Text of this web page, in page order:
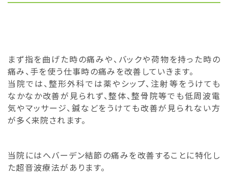
まず指を曲げた時の痛みや、バックや荷物を持った時の
痛み、手を使う仕事時の痛みを改善していきます。
当院では、整形外科では薬やシップ、注射等をうけても
なかなか改善が見られず、整体、整骨院等でも低周波電
気やマッサージ、鍼などをうけても改善が見られない方
が多く来院されます。
当院にはへバーデン結節の痛みを改善することに特化し
た超音波療法があります。